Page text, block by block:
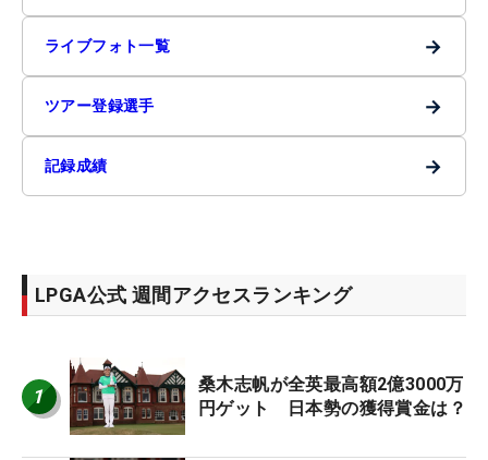
ライブフォト一覧 →
ツアー登録選手 →
記録成績 →
LPGA公式 週間アクセスランキング
1
桑木志帆が全英最高額2億3000万
円ゲット 日本勢の獲得賞金は？